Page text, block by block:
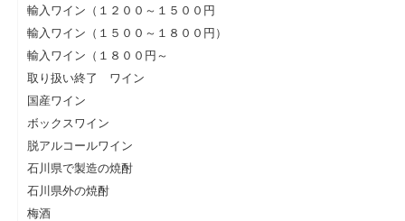
輸入ワイン（１２００～１５００円
輸入ワイン（１５００～１８００円）
輸入ワイン（１８００円～
取り扱い終了 ワイン
国産ワイン
ボックスワイン
脱アルコールワイン
石川県で製造の焼酎
石川県外の焼酎
梅酒